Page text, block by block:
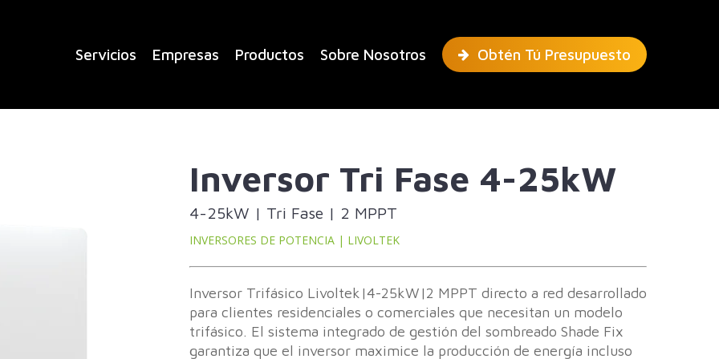
Servicios Empresas Productos Sobre Nosotros Obtén Tú Presupuesto
Inversor Tri Fase 4-25kW
4-25kW | Tri Fase | 2 MPPT
INVERSORES DE POTENCIA | LIVOLTEK
Inversor Trifásico Livoltek|4-25kW|2 MPPT directo a red desarrollado
para clientes residenciales o comerciales que necesitan un modelo
trifásico. El sistema integrado de gestión del sombreado Shade Fix
garantiza que el inversor maximice la producción de energía incluso